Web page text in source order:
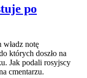
po
władz notę
których doszło na
Jak podali rosyjscy
cmentarzu.